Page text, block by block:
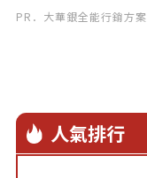
PR．大華銀全能行銷方案
人氣排行